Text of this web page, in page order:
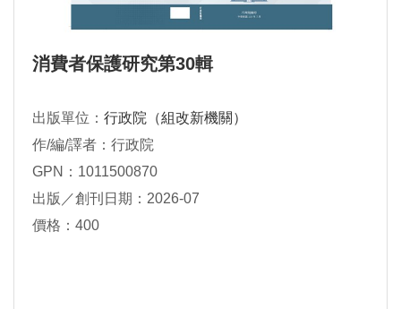
消費者保護研究第30輯
出版單位： 行政院（組改新機關）
作/編/譯者：行政院
GPN：1011500870
出版／創刊日期：2026-07
價格：400